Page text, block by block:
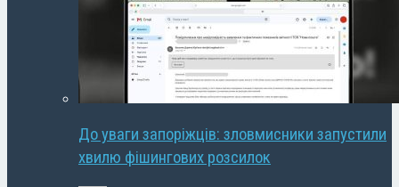
До уваги запоріжців: зловмисники запустили
хвилю фішингових розсилок